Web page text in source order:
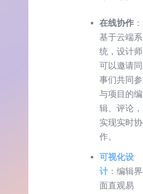
在线协作 ：
基于云端系
统，设计师
可以邀请同
事们共同参
与项目的编
辑、评论，
实现实时协
作。
可视化设
计 ：编辑界
面直观易